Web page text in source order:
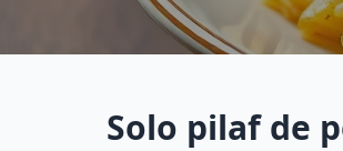
Solo pilaf de